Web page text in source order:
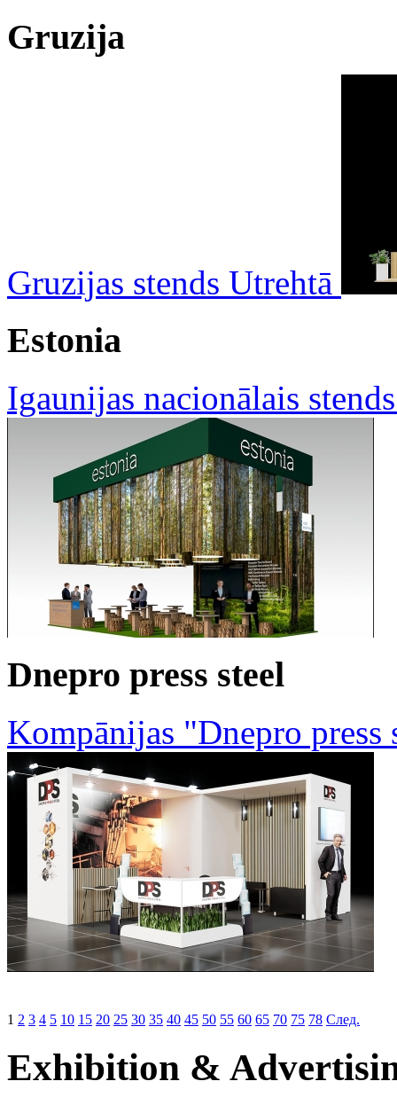
Gruzija
Gruzijas stends Utrehtā
Estonia
Igaunijas nacionālais
Dnepro press steel
Kompānijas "Dnepro press
1 2 3 4 5 10 15 20 25 30 35 40 45 50 55 60 65 70 75 78 След.
Exhibition &